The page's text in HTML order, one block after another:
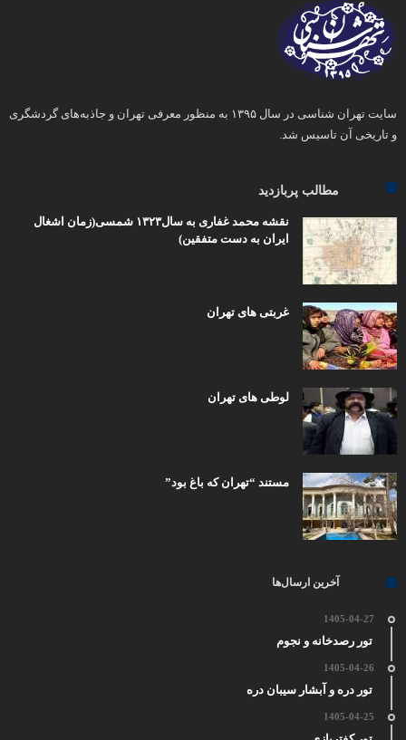
سایت تهران شناسی در سال ۱۳۹۵ به منظور معرفی تهران و جاذبه‌های گردشگری
و تاریخی آن تاسیس شد.
مطالب پربازدید
نقشه محمد غفاری به سال۱۳۲۳ شمسی(زمان اشغال
ایران به دست متفقین)
غربتی های تهران
لوطی های تهران
مستند “تهران که باغ بود”
آخرین ارسال‌ها
1405-04-27
تور رصدخانه و نجوم
1405-04-26
تور دره و آبشار سیبان دره
1405-04-25